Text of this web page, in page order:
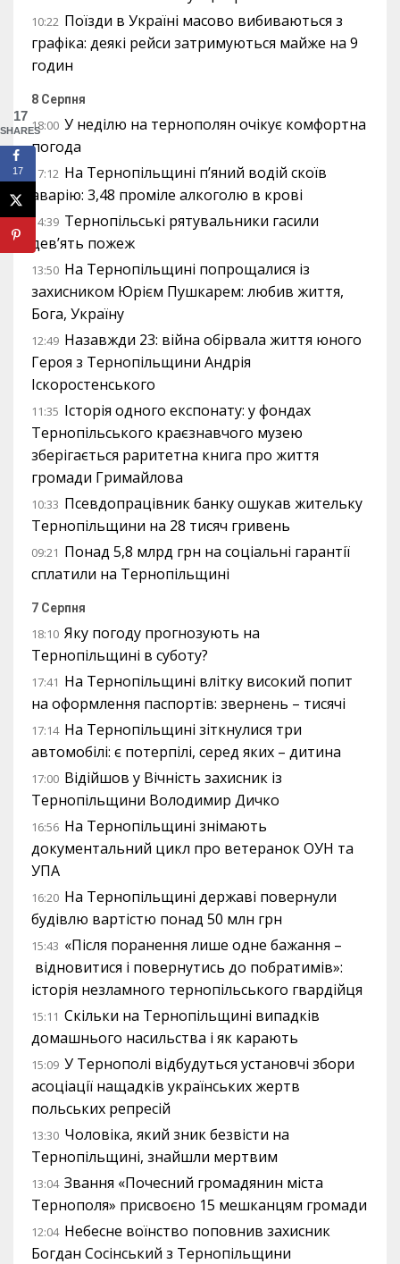
10:22 Поїзди в Україні масово вибиваються з
графіка: деякі рейси затримуються майже на 9
годин
8 Серпня
18:00 У неділю на тернополян очікує комфортна
погода
17:12 На Тернопільщині п’яний водій скоїв
аварію: 3,48 проміле алкоголю в крові
14:39 Тернопільські рятувальники гасили
дев’ять пожеж
13:50 На Тернопільщині попрощалися із
захисником Юрієм Пушкарем: любив життя,
Бога, Україну
12:49 Назавжди 23: війна обірвала життя юного
Героя з Тернопільщини Андрія
Іскоростенського
11:35 Історія одного експонату: у фондах
Тернопільського краєзнавчого музею
зберігається раритетна книга про життя
громади Гримайлова
10:33 Псевдопрацівник банку ошукав жительку
Тернопільщини на 28 тисяч гривень
09:21 Понад 5,8 млрд грн на соціальні гарантії
сплатили на Тернопільщині
7 Серпня
18:10 Яку погоду прогнозують на
Тернопільщині в суботу?
17:41 На Тернопільщині влітку високий попит
на оформлення паспортів: звернень – тисячі
17:14 На Тернопільщині зіткнулися три
автомобілі: є потерпілі, серед яких – дитина
17:00 Відійшов у Вічність захисник із
Тернопільщини Володимир Дичко
16:56 На Тернопільщині знімають
документальний цикл про ветеранок ОУН та
УПА
16:20 На Тернопільщині державі повернули
будівлю вартістю понад 50 млн грн
15:43 «Після поранення лише одне бажання –
відновитися і повернутись до побратимів»:
історія незламного тернопільського гвардійця
15:11 Скільки на Тернопільщині випадків
домашнього насильства і як карають
15:09 У Тернополі відбудуться установчі збори
асоціації нащадків українських жертв
польських репресій
13:30 Чоловіка, який зник безвісти на
Тернопільщині, знайшли мертвим
13:04 Звання «Почесний громадянин міста
Тернополя» присвоєно 15 мешканцям громади
12:04 Небесне воїнство поповнив захисник
Богдан Сосінський з Тернопільщини
17
SHARES
17